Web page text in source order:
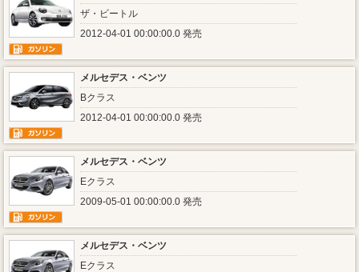
ザ・ビートル
2012-04-01 00:00:00.0 発売
メルセデス・ベンツ
Bクラス
2012-04-01 00:00:00.0 発売
メルセデス・ベンツ
Eクラス
2009-05-01 00:00:00.0 発売
メルセデス・ベンツ
Eクラス